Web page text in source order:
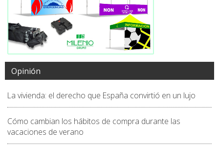
Opinión
La vivienda: el derecho que España convirtió en un lujo
Cómo cambian los hábitos de compra durante las
vacaciones de verano